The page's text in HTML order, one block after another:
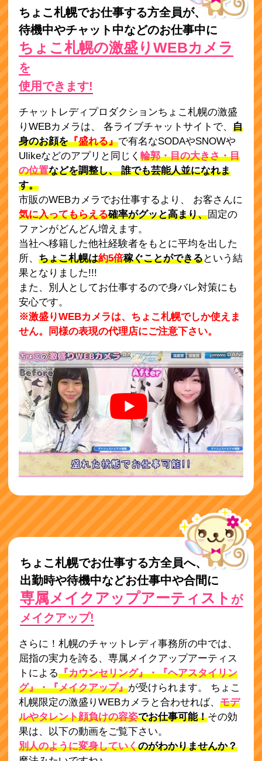
ちょこ札幌でお仕事する方全員が、
待機中やチャット中などのお仕事中に
ちょこ札幌の激盛りWEBカメラ
を
使用できます!
チャットレディプロダクションちょこ札幌の激盛
りWEBカメラは、 各ライブチャットサイトで、自
身のお顔を『盛れる』で有名なSODAやSNOWや
Ulikeなどのアプリと同じく輪郭・目の大きさ・目
の位置などを調整し、 誰でも芸能人並になれま
す。
市販のWEBカメラでお仕事するより、 お客さんに
気に入ってもらえる確率がグッと高まり、固定の
ファンがどんどん増えます。
当社へ移籍した他社経験者をもとに平均を出した
所、ちょこ札幌は約5倍稼ぐことができるという結
果となりました!!!
また、別人としてお仕事するので身バレ対策にも
安心です。
※激盛りWEBカメラは、ちょこ札幌でしか使えま
せん。同様の表現の代理店にご注意下さい。
ちょこ札幌でお仕事する方全員へ、
出勤時や待機中などお仕事中や合間に
専属メイクアップアーティスト が
メイクアップ!
さらに！札幌のチャットレディ事務所の中では、
屈指の実力を誇る、専属メイクアップアーティス
トによる『カウンセリング』・『ヘアスタイリン
グ』・『メイクアップ』が受けられます。 ちょこ
札幌限定の激盛りWEBカメラと合わせれば、モデ
ルやタレント顔負けの容姿でお仕事可能！その効
果は、以下の動画をご覧下さい。
別人のように変身していくのがわかりませんか？